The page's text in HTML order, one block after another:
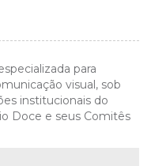
para
visual, sob
institucionais do
Doce e seus Comitês